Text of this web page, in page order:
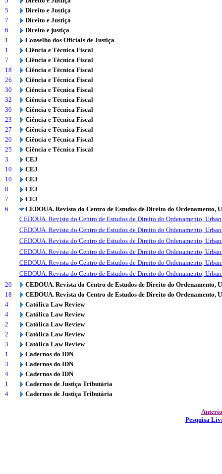
5
Direito e Justiça
7
Direito e Justiça
6
Direito e justiça
1
Conselho dos Oficiais de Justiça
1
Ciência e Técnica Fiscal
7
Ciência e Técnica Fiscal
18
Ciência e Técnica Fiscal
26
Ciência e Técnica Fiscal
30
Ciência e Técnica Fiscal
32
Ciência e Técnica Fiscal
30
Ciência e Técnica Fiscal
23
Ciência e Técnica Fiscal
27
Ciência e Técnica Fiscal
20
Ciência e Técnica Fiscal
25
Ciência e Técnica Fiscal
3
CEJ
10
CEJ
10
CEJ
8
CEJ
7
CEJ
6
CEDOUA. Revista do Centro de Estudos de Direito do Ordenamento,
CEDOUA. Revista do Centro de Estudos de Direito do Ordenamento,
CEDOUA. Revista do Centro de Estudos de Direito do Ordenamento,
CEDOUA. Revista do Centro de Estudos de Direito do Ordenamento,
CEDOUA. Revista do Centro de Estudos de Direito do Ordenamento,
CEDOUA. Revista do Centro de Estudos de Direito do Ordenamento,
CEDOUA. Revista do Centro de Estudos de Direito do Ordenamento,
20
CEDOUA. Revista do Centro de Estudos de Direito do Ordenamento,
18
CEDOUA. Revista do Centro de Estudos de Direito do Ordenamento,
4
Católica Law Review
4
Católica Law Review
2
Católica Law Review
2
Católica Law Review
3
Católica Law Review
1
Cadernos do IDN
3
Cadernos do IDN
4
Cadernos do IDN
1
Cadernos de Justiça Tributária
4
Cadernos de Justiça Tributária
Pesquisa